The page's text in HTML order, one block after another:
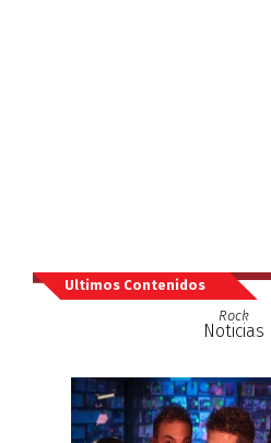
Ultimos Contenidos
Rock
Noticias